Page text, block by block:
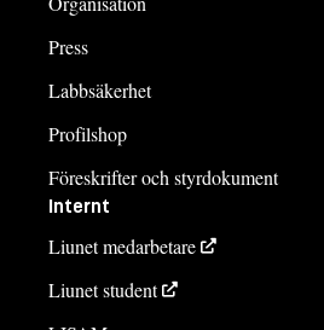
Press
Labbsäkerhet
Profilshop
Föreskrifter och styrdokument
Internt
Liunet medarbetare
Liunet student